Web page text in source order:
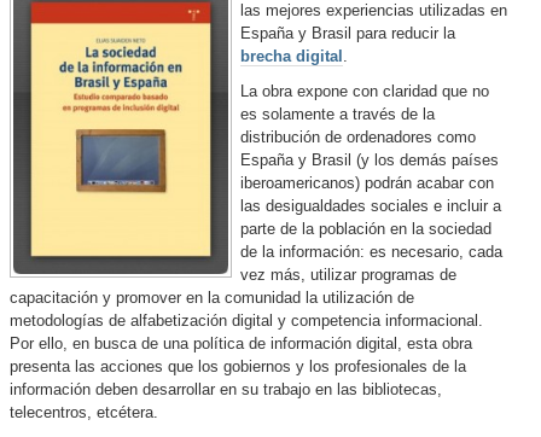
las mejores experiencias utilizadas en
España y Brasil para reducir la
brecha digital .
La obra expone con claridad que no
es solamente a través de la
distribución de ordenadores como
España y Brasil (y los demás países
iberoamericanos) podrán acabar con
las desigualdades sociales e incluir a
parte de la población en la sociedad
de la información: es necesario, cada
vez más, utilizar programas de
capacitación y promover en la comunidad la utilización de
metodologías de alfabetización digital y competencia informacional.
Por ello, en busca de una política de información digital, esta obra
presenta las acciones que los gobiernos y los profesionales de la
información deben desarrollar en su trabajo en las bibliotecas,
telecentros, etcétera.